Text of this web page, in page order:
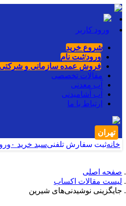
ورود کاربر
شروع خرید
ورود/ثبت نام
فروش عمده سازمانی و
مقالات تخصصی
آب معدنی
آب آشامیدنی
ارتباط با ما
تهران
خانهثبت سفارش تلفنیسبد خرید ۰
صفحه اصلی
لیست مقالات اکساب
جایگزینی نوشیدنی‌های شیرین